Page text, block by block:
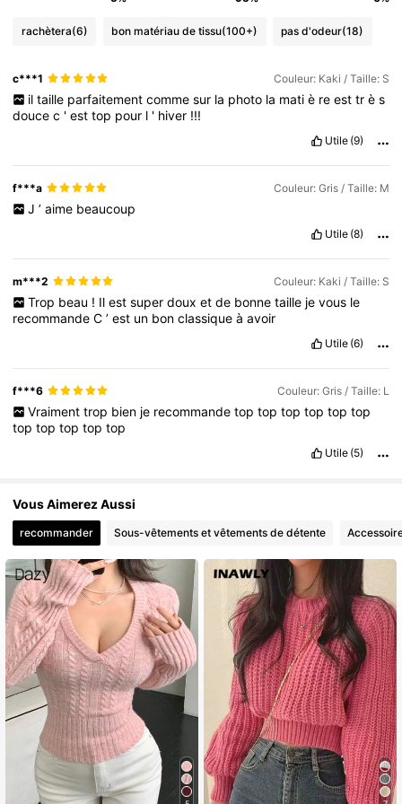
rachètera(6) bon matériau de tissu(100+) pas d'odeur(18)
c***1 Couleur: Kaki / Taille: S
il taille parfaitement comme sur la photo la mati è re est tr è s
doucec 'esttop pour l ' hiver !!!
Utile (9)
f***a Couleur: Gris / Taille: M
J ’ aime beaucoup
Utile (8)
m***2 Couleur: Kaki / Taille: S
Trop beau ! Il est super doux et de bonne taille je vous le
recommandeC’est un bonclassiqueàavoir
Utile (6)
f***6 Couleur: Gris / Taille: L
Vraiment trop bien je recommande top top top top top top
toptoptoptoptop
Utile (5)
Vous Aimerez Aussi
recommander Sous-vêtements et vêtements de détente